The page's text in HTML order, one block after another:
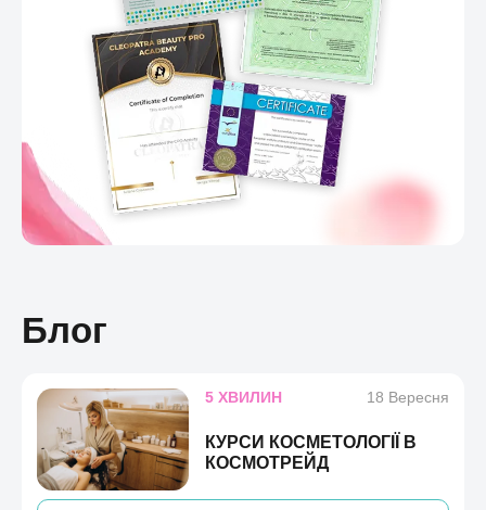
Блог
5 ХВИЛИН 18 Вересня
КУРСИ КОСМЕТОЛОГІЇ В
КОСМОТРЕЙД